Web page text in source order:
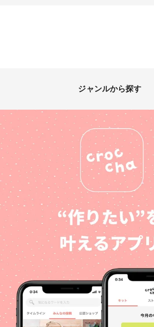
ジャンルから探す